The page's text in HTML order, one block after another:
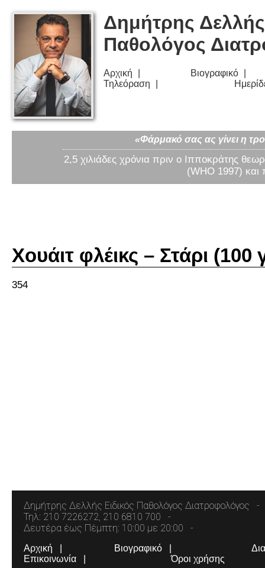
Δημήτρης
Παθολόγος
Αρχική
Βιογραφικό
Τηλεόραση
«Φάρμακό σας ας γίνει η
2,5 χιλιάδες χρόνια πριν ο Ιπποκράτης
(WHO 1997) και
Χουάιτ φλέικς – Στάρι (100
354
Δημήτρης Δελλής Ειδικός Παθολόγος Διατροφολόγος
Τηλ: 210 7226272, 210 6810 700
Δευτέρα έως Πέμπτη: 10:00 με 20:00
Αρχική Βιογραφικό
Επικοινωνία
Όροι χρήσης